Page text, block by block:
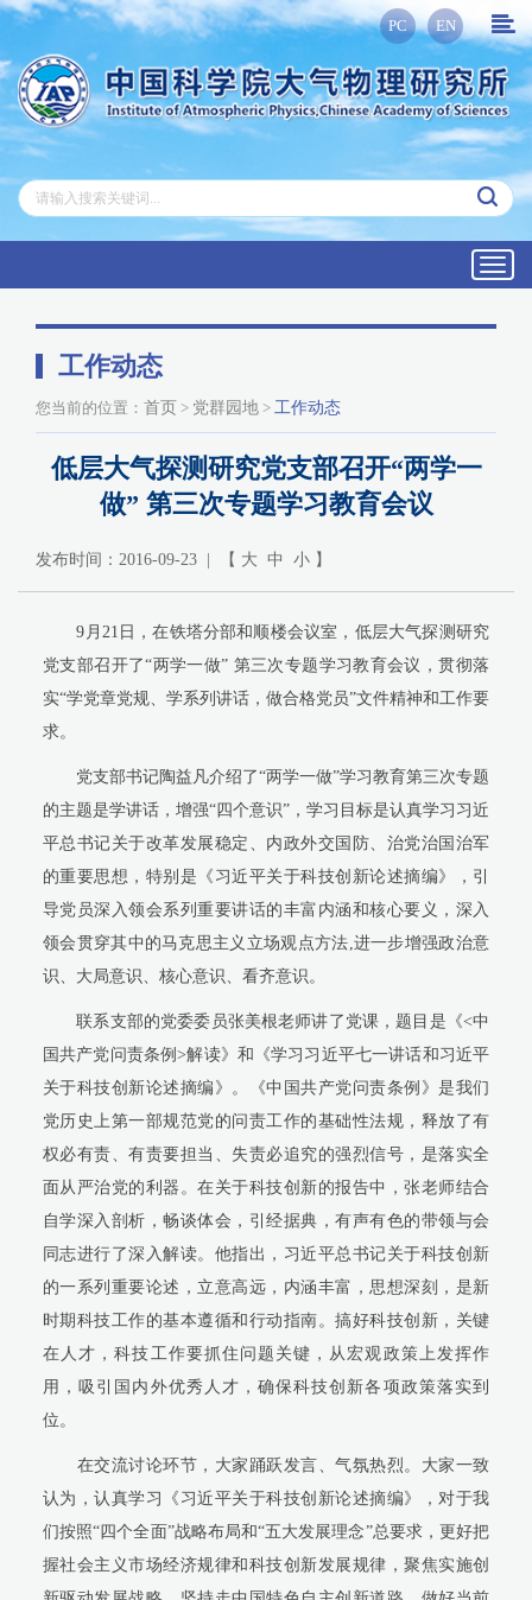
PC EN
工作动态
您当前的位置： 首页 > 党群园地 > 工作动态
低层大气探测研究党支部召开“两学一
做” 第三次专题学习教育会议
发布时间：2016-09-23 | 【 大 中 小 】
9月21日，在铁塔分部和顺楼会议室，低层大气探测研究
党支部召开了“两学一做” 第三次专题学习教育会议，贯彻落
实“学党章党规、学系列讲话，做合格党员”文件精神和工作要
求。
党支部书记陶益凡介绍了“两学一做”学习教育第三次专题
的主题是学讲话，增强“四个意识”，学习目标是认真学习习近
平总书记关于改革发展稳定、内政外交国防、治党治国治军
的重要思想，特别是《习近平关于科技创新论述摘编》，引
导党员深入领会系列重要讲话的丰富内涵和核心要义，深入
领会贯穿其中的马克思主义立场观点方法,进一步增强政治意
识、大局意识、核心意识、看齐意识。
联系支部的党委委员张美根老师讲了党课，题目是《<中
国共产党问责条例>解读》和《学习习近平七一讲话和习近平
关于科技创新论述摘编》。《中国共产党问责条例》是我们
党历史上第一部规范党的问责工作的基础性法规，释放了有
权必有责、有责要担当、失责必追究的强烈信号，是落实全
面从严治党的利器。在关于科技创新的报告中，张老师结合
自学深入剖析，畅谈体会，引经据典，有声有色的带领与会
同志进行了深入解读。他指出，习近平总书记关于科技创新
的一系列重要论述，立意高远，内涵丰富，思想深刻，是新
时期科技工作的基本遵循和行动指南。搞好科技创新，关键
在人才，科技工作要抓住问题关键，从宏观政策上发挥作
用，吸引国内外优秀人才，确保科技创新各项政策落实到
位。
在交流讨论环节，大家踊跃发言、气氛热烈。大家一致
认为，认真学习《习近平关于科技创新论述摘编》，对于我
们按照“四个全面”战略布局和“五大发展理念”总要求，更好把
握社会主义市场经济规律和科技创新发展规律，聚焦实施创